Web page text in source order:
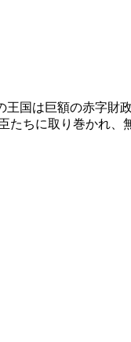
国は巨額の赤字財
ちに取り巻かれ、